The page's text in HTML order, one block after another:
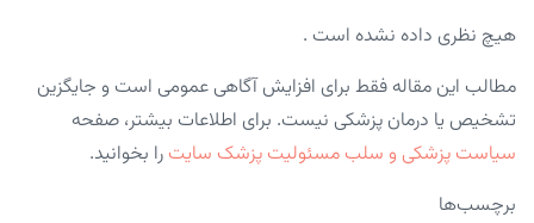
هیچ نظری داده نشده است .
مطالب این مقاله فقط برای افزایش آگاهی عمومی است و جایگزین
تشخیص یا درمان پزشکی نیست. برای اطلاعات بیشتر، صفحه
سیاست پزشکی و سلب مسئولیت پزشک سایت را بخوانید.
برچسب‌ها